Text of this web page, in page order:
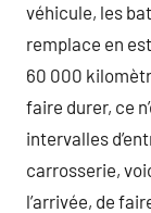
véhicule, les
remplace en
60 000
faire durer, ce
intervalles
carrosserie,
l’arrivée, de